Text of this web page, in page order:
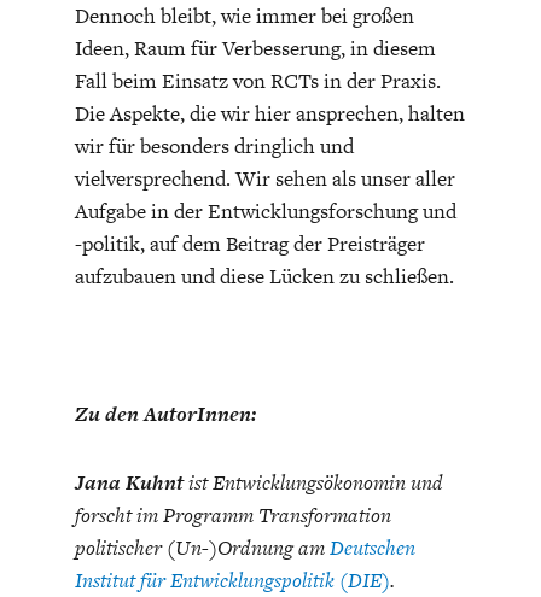
Dennoch bleibt, wie immer bei großen
Ideen, Raum für Verbesserung, in diesem
Fall beim Einsatz von RCTs in der Praxis.
Die Aspekte, die wir hier ansprechen, halten
wir für besonders dringlich und
vielversprechend. Wir sehen als unser aller
Aufgabe in der Entwicklungsforschung und
-politik, auf dem Beitrag der Preisträger
aufzubauen und diese Lücken zu schließen.
Zu den AutorInnen:
Jana Kuhntist Entwicklungsökonomin und
forscht im Programm Transformation
politischer (Un-)Ordnung amDeutschen
Institut für Entwicklungspolitik (DIE).